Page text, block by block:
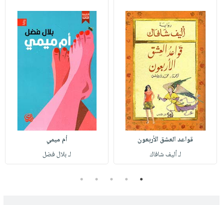
قواعد العشق الأربعون
لـ أليف شافاك
أم ميمي
لـ بلال فضل
1
2
3
4
5